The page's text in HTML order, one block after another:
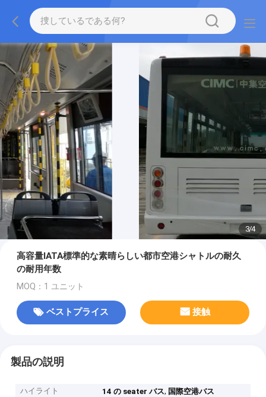
3/4
高容量IATA標準的な素晴らしい都市空港シャトルの耐久
の耐用年数
MOQ：1 ユニット
ベストプライス 接触
製品の説明
ハイライト 14 の seater バス, 国際空港バス